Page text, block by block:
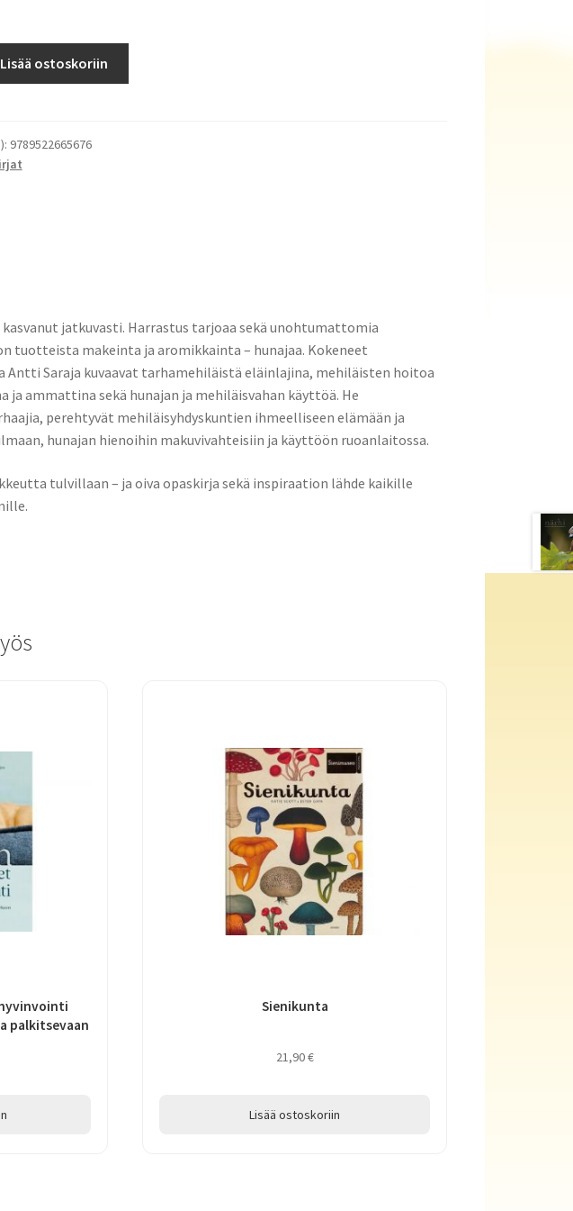
Lisää ostoskoriin
9789522665676
jatkuvasti. Harrastus tarjoaa sekä unohtumattomia
tuotteista makeinta ja aromikkainta – hunajaa. Kokeneet
Saraja kuvaavat tarhamehiläistä eläinlajina, mehiläisten hoitoa
ja ammattina sekä hunajan ja mehiläisvahan käyttöä. He
perehtyvät mehiläisyhdyskuntien ihmeelliseen elämään ja
hunajan hienoihin makuvivahteisiin ja käyttöön ruoanlaitossa.
tulvillaan – ja oiva opaskirja sekä inspiraation lähde kaikille
palkitsevaan
Sienikunta
21,90€
Lisää ostoskoriin